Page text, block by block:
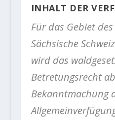
INHALT DER
Für das Gebiet
Sächsische
wird das
Betretungsrecht
Bekanntmachung